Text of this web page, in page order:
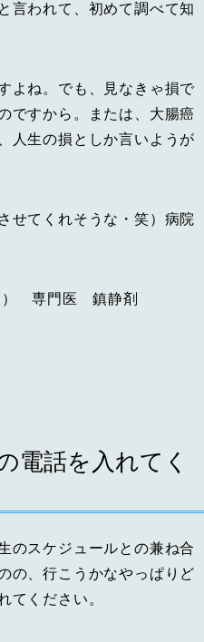
言われて、初めて調べて知
よね。でも、見なきゃ損で
ですから。または、大腸癌
人生の損としか言いようが
せてくれそうな・笑）病院
） 専門医 鎮静剤
電話を入れてく
のスケジュールとの兼ね合
の、行こうかなやっぱりど
てください。